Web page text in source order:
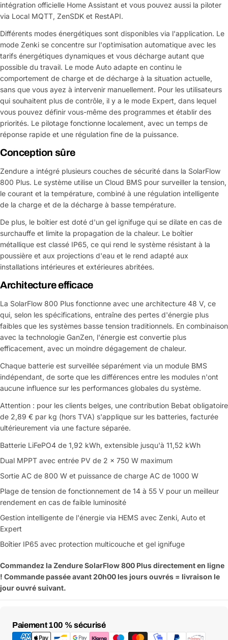
intégration officielle Home Assistant et vous pouvez aussi la piloter
via Local MQTT, ZenSDK et RestAPI.
Différents modes énergétiques sont disponibles via l'application. Le
mode Zenki se concentre sur l'optimisation automatique avec les
tarifs énergétiques dynamiques et vous décharge autant que
possible du travail. Le mode Auto adapte en continu le
comportement de charge et de décharge à la situation actuelle,
sans que vous ayez à intervenir manuellement. Pour les utilisateurs
qui souhaitent plus de contrôle, il y a le mode Expert, dans lequel
vous pouvez définir vous-même des programmes et établir des
priorités. Le pilotage fonctionne localement, avec un temps de
réponse rapide et une régulation fine de la puissance.
Conception sûre
Zendure a intégré plusieurs couches de sécurité dans la SolarFlow
800 Plus. Le système utilise un Cloud BMS pour surveiller la tension,
le courant et la température, combiné à une régulation intelligente
de la charge et de la décharge à basse température.
De plus, le boîtier est doté d'un gel ignifuge qui se dilate en cas de
surchauffe et limite la propagation de la chaleur. Le boîtier
métallique est classé IP65, ce qui rend le système résistant à la
poussière et aux projections d'eau et le rend adapté aux
installations intérieures et extérieures abritées.
Architecture efficace
La SolarFlow 800 Plus fonctionne avec une architecture 48 V, ce
qui, selon les spécifications, entraîne des pertes d'énergie plus
faibles que les systèmes basse tension traditionnels. En combinaison
avec la technologie GanZen, l'énergie est convertie plus
efficacement, avec un moindre dégagement de chaleur.
Chaque batterie est surveillée séparément via un module BMS
indépendant, de sorte que les différences entre les modules n'ont
aucune influence sur les performances globales du système.
Attention : pour les clients belges, une contribution Bebat obligatoire
de 2,89 € par kg (hors TVA) s'applique sur les batteries, facturée
ultérieurement via une facture séparée.
Batterie LiFePO4 de 1,92 kWh, extensible jusqu'à 11,52 kWh
Dual MPPT avec entrée PV de 2 × 750 W maximum
Sortie AC de 800 W et puissance de charge AC de 1000 W
Plage de tension de fonctionnement de 14 à 55 V pour un meilleur
rendement en cas de faible luminosité
Gestion intelligente de l'énergie via HEMS avec Zenki, Auto et
Expert
Boîtier IP65 avec protection multicouche et gel ignifuge
Commandez la Zendure SolarFlow 800 Plus directement en ligne
! Commande passée avant 20h00 les jours ouvrés = livraison le
jour ouvré suivant.
Paiement 100 % sécurisé
Moyens
de
Partager ce produit
Poser une question
Votre
email